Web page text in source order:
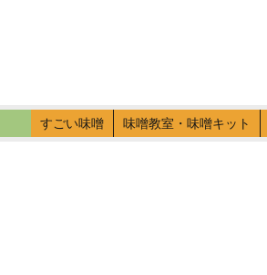
すごい味噌 味噌教室・味噌キット